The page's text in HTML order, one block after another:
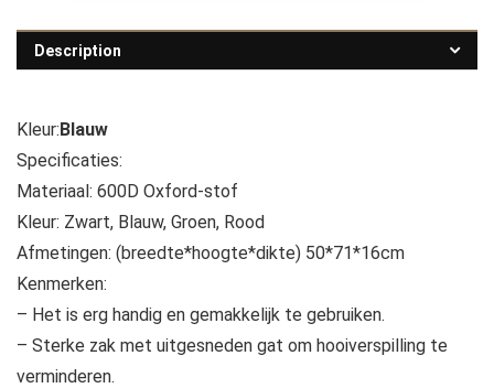
Description
Kleur:Blauw
Specificaties:
Materiaal: 600D Oxford-stof
Kleur: Zwart, Blauw, Groen, Rood
Afmetingen: (breedte*hoogte*dikte) 50*71*16cm
Kenmerken:
– Het is erg handig en gemakkelijk te gebruiken.
– Sterke zak met uitgesneden gat om hooiverspilling te
verminderen.